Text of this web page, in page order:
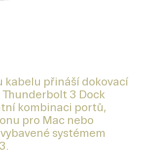
kabelu přináší dokovací
Thunderbolt 3 Dock
kombinaci portů,
pro Mac nebo
systémem